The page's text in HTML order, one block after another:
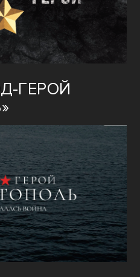
ГЕРОЙ